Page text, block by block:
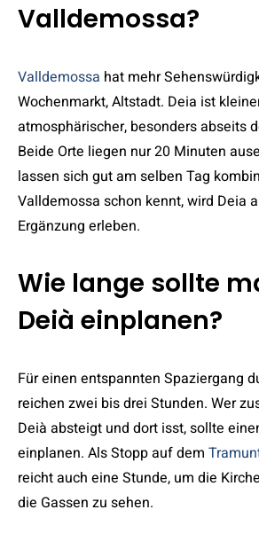
Valldemossa?
Valldemossa hat mehr
Wochenmarkt, Altstadt. Deia ist
atmosphärischer, besonders abseits
Beide Orte liegen nur 20 Minuten
lassen sich gut am selben Tag
Valldemossa schon kennt, wird Deia
Ergänzung erleben.
Wie lange sollte
Deià einplanen?
Für einen entspannten Spaziergang
reichen zwei bis drei Stunden. Wer
Deià absteigt und dort isst, sollte
einplanen. Als Stopp auf dem
reicht auch eine Stunde, um die
die Gassen zu sehen.